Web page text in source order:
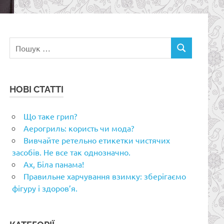
ПОШУК
НОВІ СТАТТІ
Що таке грип?
Аерогриль: користь чи мода?
Вивчайте ретельно етикетки чистячих
засобів. Не все так однозначно.
Ах, Біла панама!
Правильне харчування взимку: зберігаємо
фігуру і здоров’я.